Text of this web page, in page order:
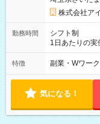
株式会社ア
勤務時間
シフト制
1日あたりの
00(実働8h、
ん週5日勤務もOK♪ 勤務期間：2026年8月12日～9
特徴 副業・Wワー
気になる！